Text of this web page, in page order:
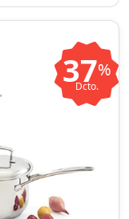
37%
Dcto.